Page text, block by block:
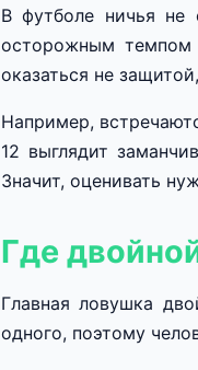
В футболе ничья не
осторожным темпом
оказаться не
Например,
12 выглядит
Значит, оценивать
Где
Главная ловушка
одного, поэтому